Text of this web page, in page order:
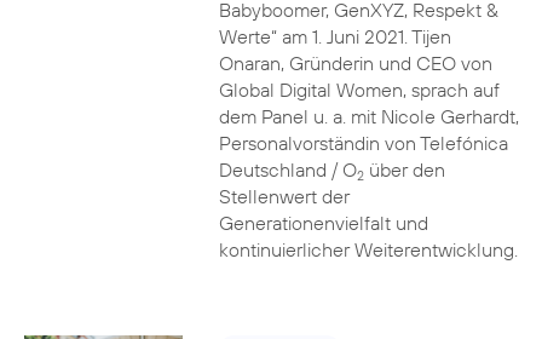
Babyboomer, GenXYZ, Respekt &
Werte“ am 1. Juni 2021. Tijen
Onaran, Gründerin und CEO von
Global Digital Women, sprach auf
dem Panel u. a. mit Nicole Gerhardt,
Personalvorständin von Telefónica
Deutschland / O2über den
Stellenwert der
Generationenvielfalt und
kontinuierlicher Weiterentwicklung.